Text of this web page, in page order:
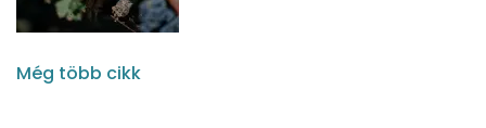
Még több cikk